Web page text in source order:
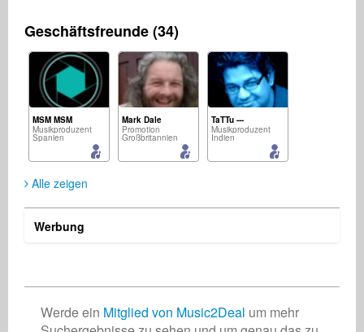
Geschäftsfreunde (34)
MSM MSM
Musikproduzent
Spanien
Mark Dale
Promotion
Großbritannien
TaTTu ---
Musikproduzent
Indien
Alle zeigen
Werbung
Werde ein Mitglied von Music2Deal um mehr